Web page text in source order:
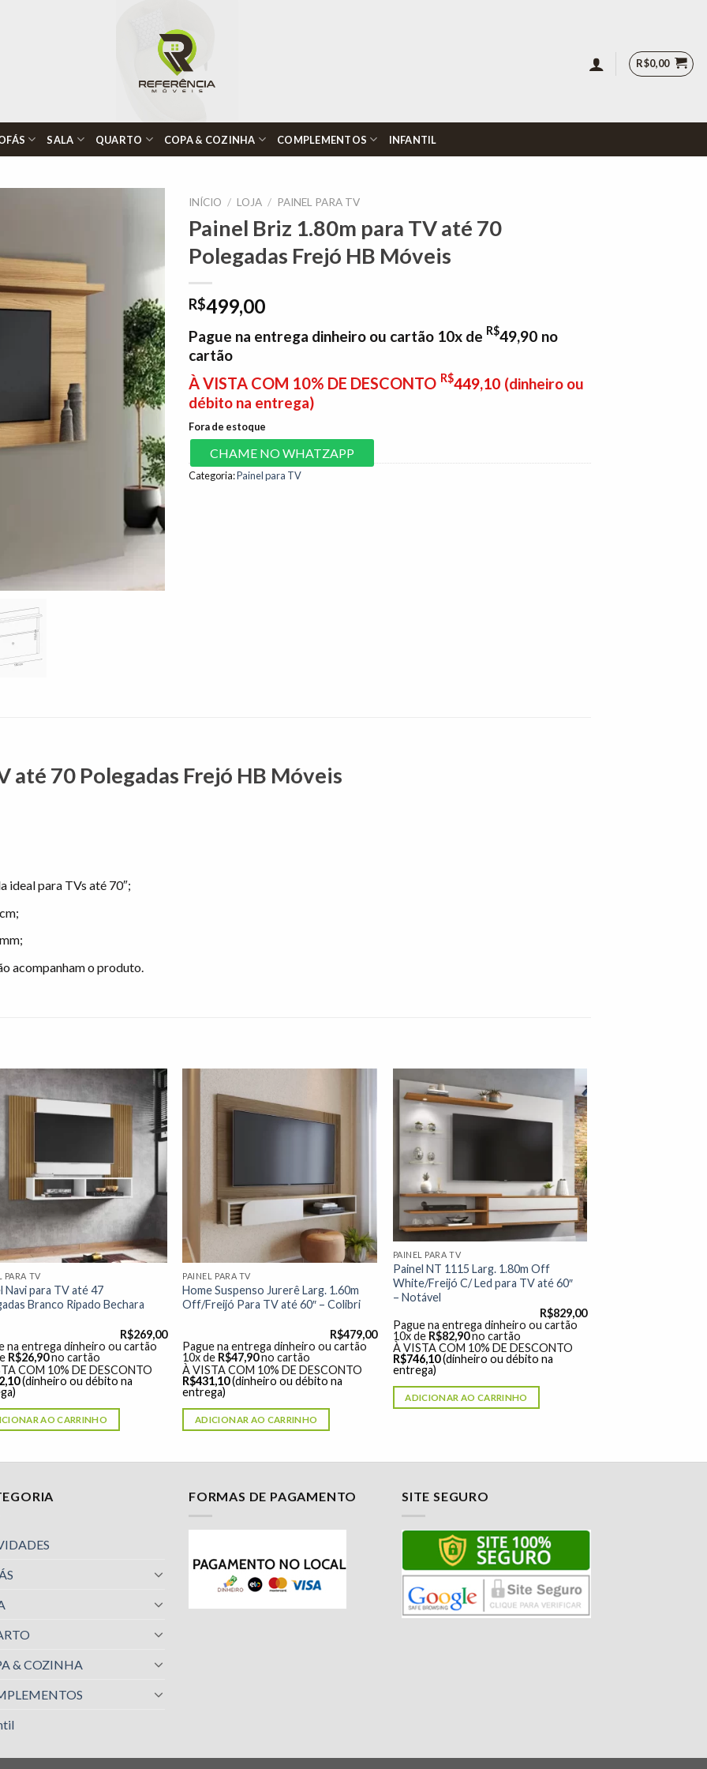
R$0,00
SALA QUARTO COPA & COZINHA COMPLEMENTOS INFANTIL
Adicionar
desejos"
INÍCIO / LOJA / PAINEL PARA TV
Painel Briz 1.80m para TV até 70
Polegadas Frejó HB Móveis
R$499,00
Pague na entrega dinheiro ou cartão 10x de R$49,90 no
cartão
À VISTA COM 10% DE DESCONTO R$449,10 (dinheiro ou
débito na entrega)
Fora de estoque
CHAME NO WHATZAPP
Categoria:Painel para TV
até 70 Polegadas Frejó HB Móveis
ideal para TVs até 70″;
acompanham o produto.
Adicionar
PARA TV
Navi para TV até 47
Branco Ripado Bechara
R$269,00
na entrega dinheiro ou cartão
R$26,90no cartão
COM 10% DE DESCONTO
(dinheiro ou débito na
AO CARRINHO
PAINEL PARA TV
Home Suspenso Jurerê Larg. 1.60m
Off/Freijó Para TV até 60″ – Colibri
R$479,00
Pague na entrega dinheiro ou cartão
10x de R$47,90no cartão
À VISTA COM 10% DE DESCONTO
R$431,10(dinheiro ou débito na
entrega)
ADICIONAR AO CARRINHO
Adicionar
PAINEL PARA TV
Painel NT 1115 Larg. 1.80m Off
White/Freijó C/ Led para TV até 60″
– Notável
R$829,00
Pague na entrega dinheiro ou cartão
10x de R$82,90no cartão
À VISTA COM 10% DE DESCONTO
R$746,10 (dinheiro ou débito na
entrega)
ADICIONAR AO CARRINHO
& COZINHA
FORMAS DE PAGAMENTO SITE SEGURO